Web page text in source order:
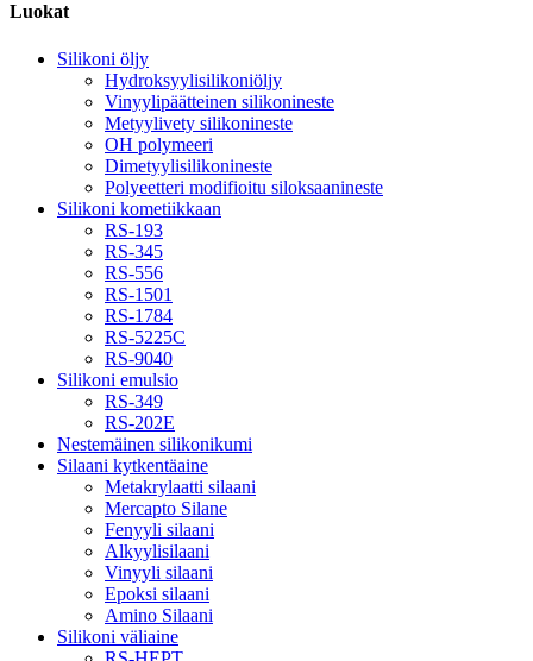
Luokat
Silikoni öljy
Hydroksyylisilikoniöljy
Vinyylipäätteinen silikonineste
Metyylivety silikonineste
OH polymeeri
Dimetyylisilikonineste
Polyeetteri modifioitu siloksaanineste
Silikoni kometiikkaan
RS-193
RS-345
RS-556
RS-1501
RS-1784
RS-5225C
RS-9040
Silikoni emulsio
RS-349
RS-202E
Nestemäinen silikonikumi
Silaani kytkentäaine
Metakrylaatti silaani
Mercapto Silane
Fenyyli silaani
Alkyylisilaani
Vinyyli silaani
Epoksi silaani
Amino Silaani
Silikoni väliaine